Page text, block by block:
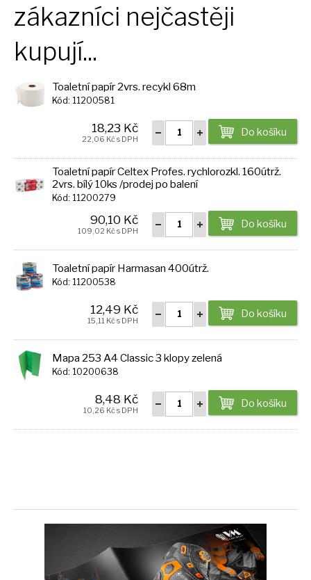
zákazníci nejčastěji
kupují...
Toaletní papír 2vrs. recykl 68m
Kód: 11200581
Do košíku
18,23 Kč
22,06 Kč s DPH
Toaletní papír Celtex Profes. rychlorozkl. 160útrž.
2vrs. bílý 10ks /prodej po balení
Kód: 11200279
Do košíku
90,10 Kč
109,02 Kč s DPH
Toaletní papír Harmasan 400útrž.
Kód: 11200538
Do košíku
12,49 Kč
15,11 Kč s DPH
Mapa 253 A4 Classic 3 klopy zelená
Kód: 10200638
Do košíku
8,48 Kč
10,26 Kč s DPH